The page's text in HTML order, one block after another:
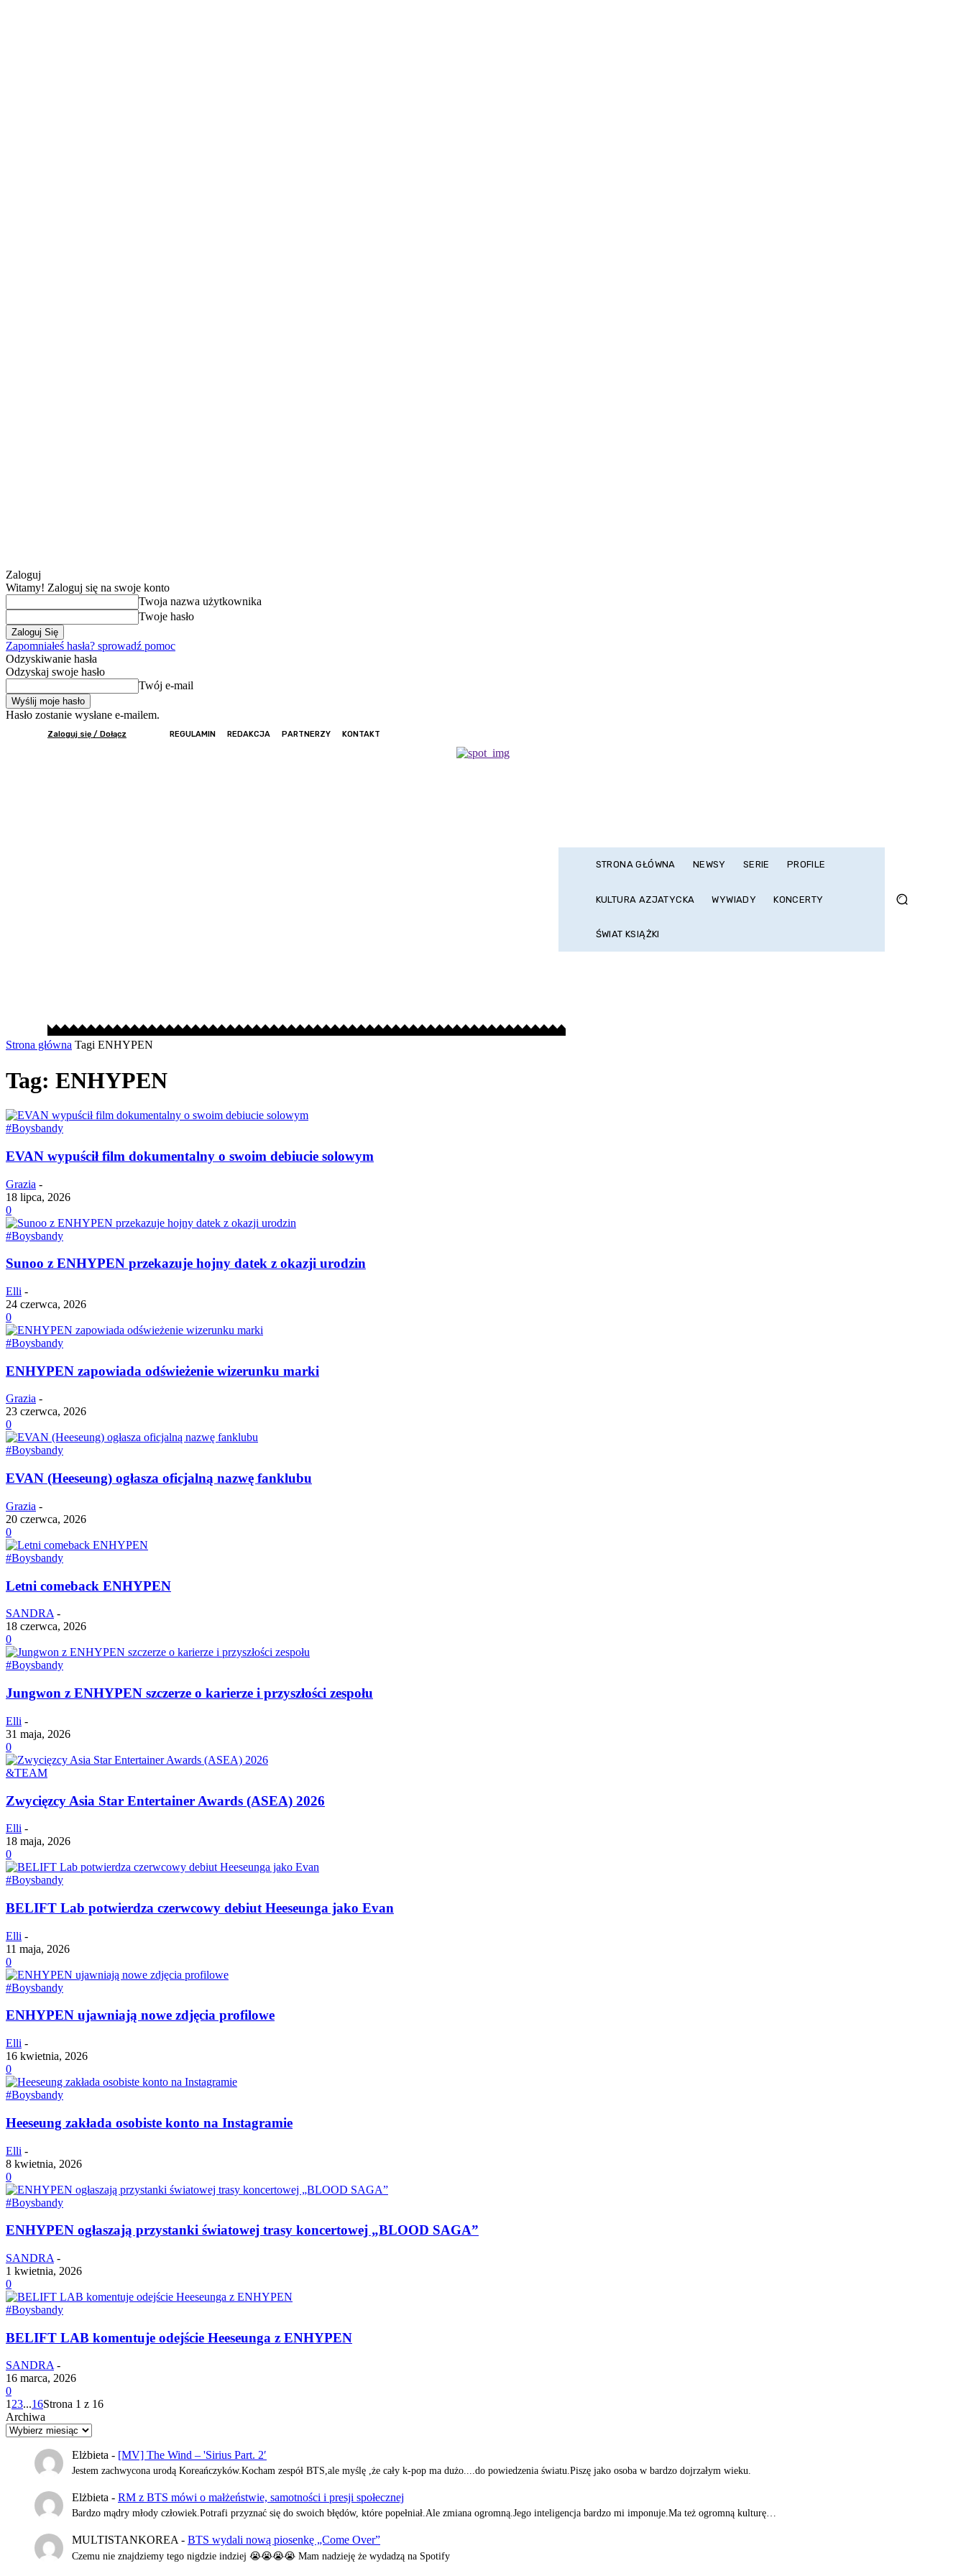
Zaloguj
Witamy! Zaloguj się na swoje konto
Twoja nazwa użytkownika
Twoje hasło
Zapomniałeś hasła? sprowadź pomoc
Odzyskiwanie hasła
Odzyskaj swoje hasło
Twój e-mail
Hasło zostanie wysłane e-mailem.
Zaloguj się / Dołącz REGULAMIN REDAKCJA PARTNERZY KONTAKT
STRONA GŁÓWNA NEWSY SERIE PROFILE
KULTURA AZJATYCKA WYWIADY KONCERTY
ŚWIAT KSIĄŻKI
Strona główna Tagi ENHYPEN
Tag: ENHYPEN
#Boysbandy
EVAN wypuścił film dokumentalny o swoim debiucie solowym
Grazia -
18 lipca, 2026
0
#Boysbandy
Sunoo z ENHYPEN przekazuje hojny datek z okazji urodzin
Elli -
24 czerwca, 2026
0
#Boysbandy
ENHYPEN zapowiada odświeżenie wizerunku marki
Grazia -
23 czerwca, 2026
0
#Boysbandy
EVAN (Heeseung) ogłasza oficjalną nazwę fanklubu
Grazia -
20 czerwca, 2026
0
#Boysbandy
Letni comeback ENHYPEN
SANDRA -
18 czerwca, 2026
0
#Boysbandy
Jungwon z ENHYPEN szczerze o karierze i przyszłości zespołu
Elli -
31 maja, 2026
0
&TEAM
Zwycięzcy Asia Star Entertainer Awards (ASEA) 2026
Elli -
18 maja, 2026
0
#Boysbandy
BELIFT Lab potwierdza czerwcowy debiut Heeseunga jako Evan
Elli -
11 maja, 2026
0
#Boysbandy
ENHYPEN ujawniają nowe zdjęcia profilowe
Elli -
16 kwietnia, 2026
0
#Boysbandy
Heeseung zakłada osobiste konto na Instagramie
Elli -
8 kwietnia, 2026
0
#Boysbandy
ENHYPEN ogłaszają przystanki światowej trasy koncertowej „BLOOD SAGA”
SANDRA -
1 kwietnia, 2026
0
#Boysbandy
BELIFT LAB komentuje odejście Heeseunga z ENHYPEN
SANDRA -
16 marca, 2026
0
123...16Strona 1 z 16
Archiwa
Elżbieta - [MV] The Wind – 'Sirius Part. 2′
Jestem zachwycona urodą Koreańczyków.Kocham zespół BTS,ale myślę ,że cały k-pop ma dużo....do powiedzenia światu.Piszę jako osoba w bardzo dojrzałym wieku.
Elżbieta - RM z BTS mówi o małżeństwie, samotności i presji społecznej
Bardzo mądry młody człowiek.Potrafi przyznać się do swoich błędów, które popełniał.Ale zmiana ogromną.Jego inteligencja bardzo mi imponuje.Ma też ogromną kulturę…
MULTISTANKOREA - BTS wydali nową piosenkę „Come Over”
Czemu nie znajdziemy tego nigdzie indziej 😭😭😭😭 Mam nadzieję że wydadzą na Spotify